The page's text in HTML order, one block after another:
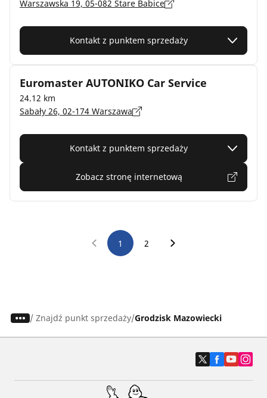
Warszawska 19, 05-082 Stare Babice
Kontakt z punktem sprzedaży
Euromaster AUTONIKO Car Service
24.12 km
Sabały 26, 02-174 Warszawa
Kontakt z punktem sprzedaży
Zobacz stronę internetową
1 2
/ Znajdź punkt sprzedaży Grodzisk Mazowiecki